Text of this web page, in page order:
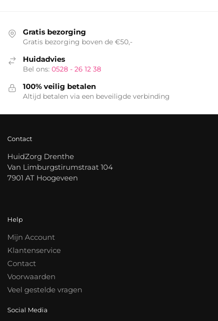
Gratis bezorging
Gratis bezorging boven de €50,-
Huidadvies
Bel ons: 0528 - 26 12 38
100% veilig betalen
Altijd betalen via een beveiligde verbinding
Contact
HuidZorg Drenthe
Van Limburgstirumstraat 104
7901 AT Hoogeveen
Help
Mijn Account
Klantenservice
Contact
Voorwaarden
Veel gestelde vragen
Social Media